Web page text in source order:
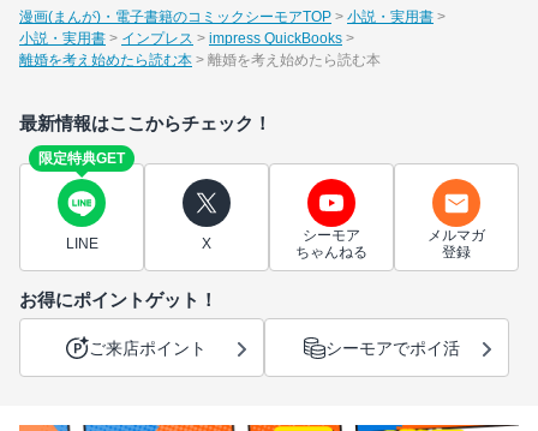
漫画(まんが)・電子書籍のコミックシーモアTOP
小説・実用書
小説・実用書
インプレス
impress QuickBooks
離婚を考え始めたら読む本
離婚を考え始めたら読む本
最新情報はここからチェック！
限定特典GET
LINE X
シーモア
ちゃんねる
メルマガ
登録
お得にポイントゲット！
ご来店ポイント シーモアでポイ活